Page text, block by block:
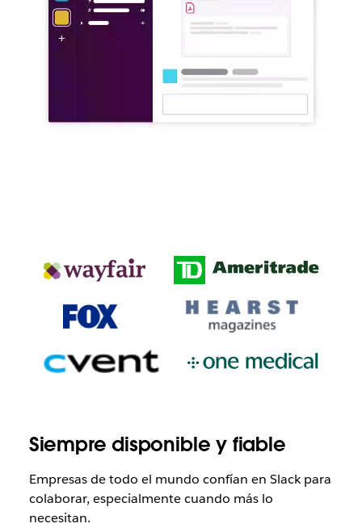
Siempre disponible y fiable
Empresas de todo el mundo confían en Slack para
colaborar, especialmente cuando más lo
necesitan.